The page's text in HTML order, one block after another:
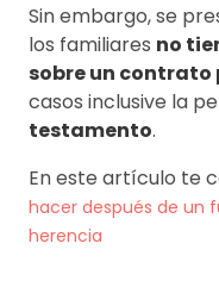
Sin embargo, se
los familiares no
sobre un contrato
casos inclusive la
testamento.
En este artículo te
hacer después de un
herencia